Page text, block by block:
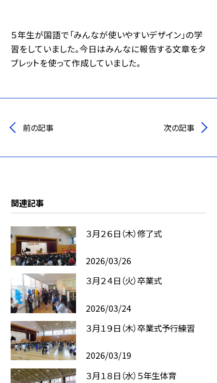
５年生が国語で「みんなが使いやすいデザイン」の学
習をしていました。今日はみんなに報告する文章をタ
ブレットを使って作成していました。
前の記事 次の記事
関連記事
３月２６日（木）修了式
2026/03/26
３月２４日（火）卒業式
2026/03/24
３月１９日（木）卒業式予行練習
2026/03/19
３月１８日（水）５年生体育